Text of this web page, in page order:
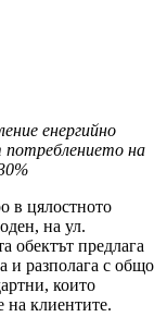
енергийно
на
в цялостното
на ул.
обектът предлага
и разполага с общо
които
на клиентите.